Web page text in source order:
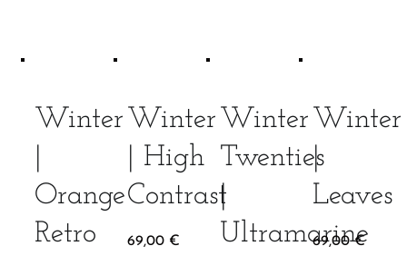
Winter
Orange
Retro
Winter
| High
Contrast
69,00 €
Winter
Twenties
|
Ultramarine
Winter
|
Leaves
69,00€